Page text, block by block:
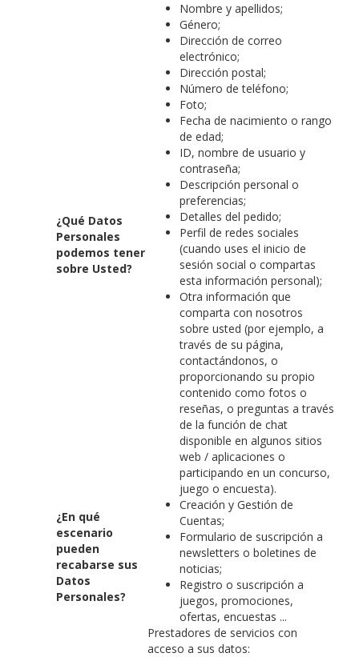
¿Qué Datos
Personales
podemos tener
sobre Usted?
Nombre y apellidos;
Género;
Dirección de correo
electrónico;
Dirección postal;
Número de teléfono;
Foto;
Fecha de nacimiento o rango
de edad;
ID, nombre de usuario y
contraseña;
Descripción personal o
preferencias;
Detalles del pedido;
Perfil de redes sociales
(cuando uses el inicio de
sesión social o compartas
esta información personal);
Otra información que
comparta con nosotros
sobre usted (por ejemplo, a
través de su página,
contactándonos, o
proporcionando su propio
contenido como fotos o
reseñas, o preguntas a través
de la función de chat
disponible en algunos sitios
web / aplicaciones o
participando en un concurso,
juego o encuesta).
¿En qué
escenario
pueden
recabarse sus
Datos
Personales?
Creación y Gestión de
Cuentas;
Formulario de suscripción a
newsletters o boletines de
noticias;
Registro o suscripción a
juegos, promociones,
ofertas, encuestas ...
Prestadores de servicios con
acceso a sus datos: